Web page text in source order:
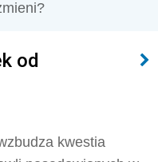
od
kwestia